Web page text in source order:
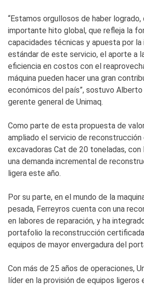
“Estamos orgullosos de haber
importante hito global, que refleja la
capacidades técnicas y apuesta por la
estándar de este servicio, el aporte a
eficiencia en costos con el
máquina pueden hacer una gran
económicos del país”, sostuvo Alberto
gerente general de Unimaq.
Como parte de esta propuesta de
ampliado el servicio de
excavadoras Cat de 20 toneladas,
una demanda incremental de
ligera este año.
Por su parte, en el mundo de la
pesada, Ferreyros cuenta con una
en labores de reparación, y ha
portafolio la reconstrucción
equipos de mayor envergadura del
Con más de 25 años de operaciones,
líder en la provisión de equipos ligeros